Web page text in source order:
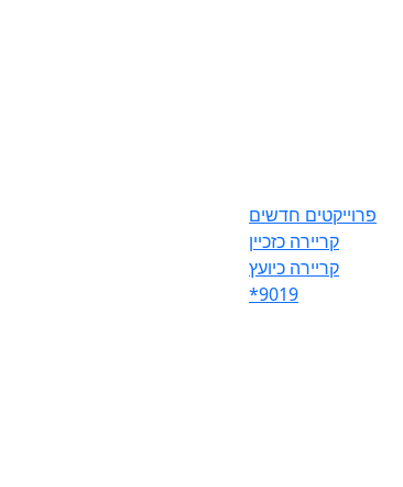
פרוייקטים חדשים
קריירה כזכיין
קריירה כיועץ
*9019